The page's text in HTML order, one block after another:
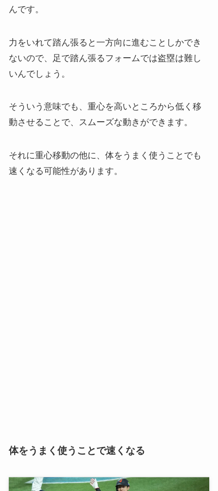
んです。
力をいれて踏ん張ると一方向に進むことしかでき
ないので、足で踏ん張るフォームでは盗塁は難し
いんでしょう。
そういう意味でも、重心を高いところから低く移
動させることで、スムーズな動きができます。
それに重心移動の他に、体をうまく使うことでも
速くなる可能性があります。
体をうまく使うことで速くなる